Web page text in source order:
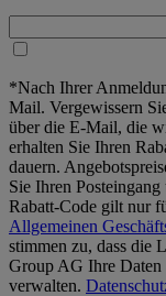
*Nach Ihrer
Mail. Vergewissern
über die E-Mail, die
erhalten Sie Ihren
dauern.
Sie Ihren
Rabatt-Code gilt nur
Allgemeinen
stimmen zu, dass die
Group AG Ihre Daten
verwalten.